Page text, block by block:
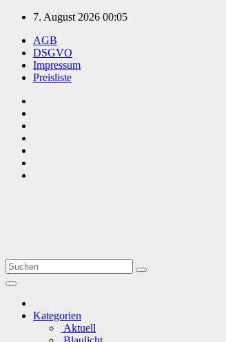
Zum
springen
7. August 2026 00:05
AGB
DSGVO
Impressum
Preisliste
Kategorien
Aktuell